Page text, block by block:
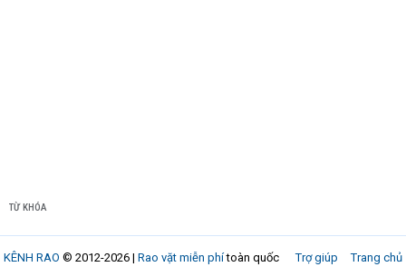
TỪ KHÓA
Trợ giúp Trang chủ
KÊNH RAO © 2012-2026 | Rao vặt miễn phítoàn quốc